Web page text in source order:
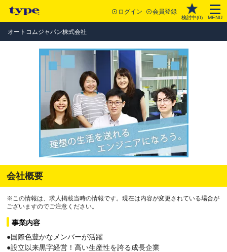
ログイン 会員登録
検討中(0) MENU
オートコムジャパン株式会社
会社概要
※この情報は、求人掲載当時の情報です。現在は内容が変更されている場合が
ございますのでご注意ください。
事業内容
●国際色豊かなメンバーが活躍
●設立以来黒字経営！高い生産性を誇る成長企業